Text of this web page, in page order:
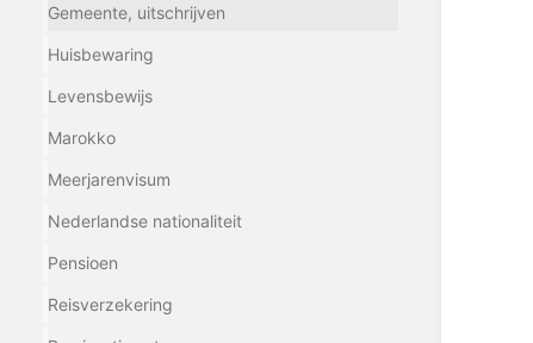
Gemeente, uitschrijven
Huisbewaring
Levensbewijs
Marokko
Meerjarenvisum
Nederlandse nationaliteit
Pensioen
Reisverzekering